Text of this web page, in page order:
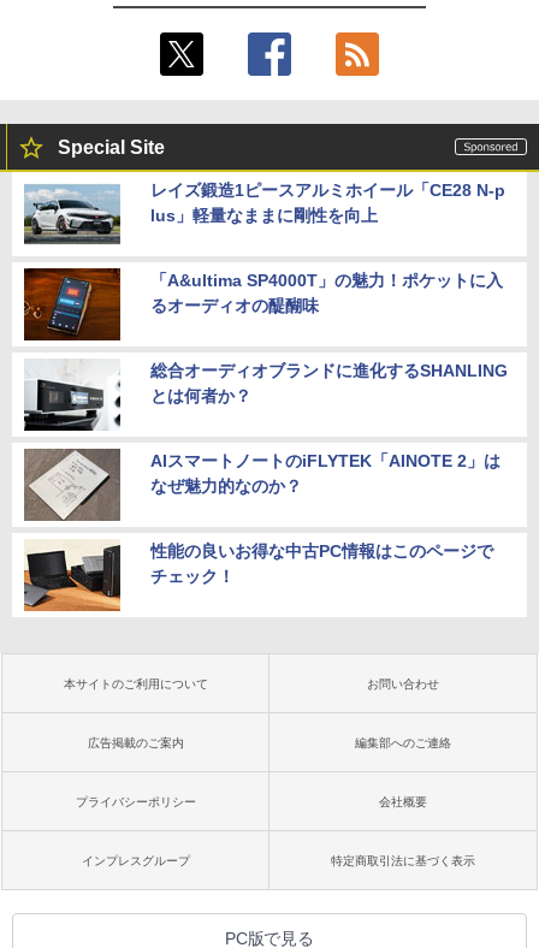
Special Site
レイズ鍛造1ピースアルミホイール「CE28 N-p
lus」軽量なままに剛性を向上
「A&ultima SP4000T」の魅力！ポケットに入
るオーディオの醍醐味
総合オーディオブランドに進化するSHANLING
とは何者か？
AIスマートノートのiFLYTEK「AINOTE 2」は
なぜ魅力的なのか？
性能の良いお得な中古PC情報はこのページで
チェック！
本サイトのご利用について お問い合わせ
広告掲載のご案内 編集部へのご連絡
プライバシーポリシー 会社概要
インプレスグループ 特定商取引法に基づく表示
PC版で見る